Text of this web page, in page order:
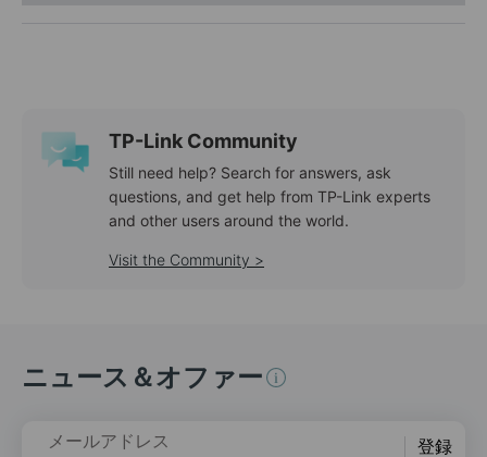
TP-Link Community
Still need help? Search for answers, ask
questions, and get help from TP-Link experts
and other users around the world.
Visit the Community >
ニュース＆オファー
メールアドレス 登録